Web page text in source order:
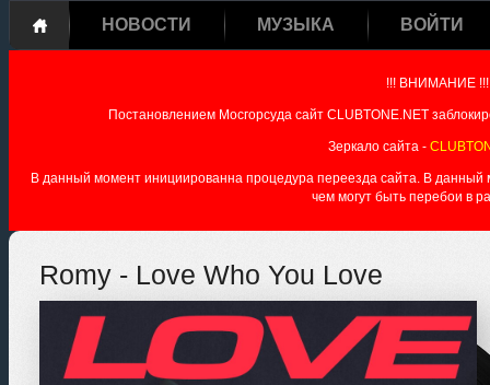
НОВОСТИ МУЗЫКА ВОЙТИ
!!! ВНИМАНИЕ !!!
Постановлением Мосгорсуда сайт CLUBTONE.NET
Зеркало сайта -
В данный момент инициированна процедура переезда сайта. В данный
чем могут быть перебои в
Romy - Love Who You Love